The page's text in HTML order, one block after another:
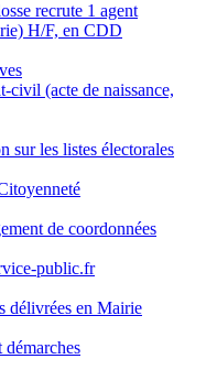
recrute 1 agent
H/F, en CDD
civil (acte de naissance,
sur les listes électorales
de coordonnées
public.fr
délivrées en Mairie